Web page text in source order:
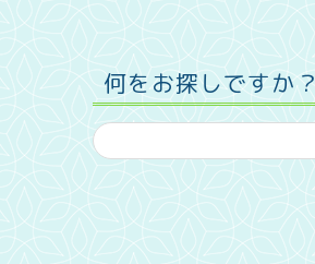
何をお探しですか？